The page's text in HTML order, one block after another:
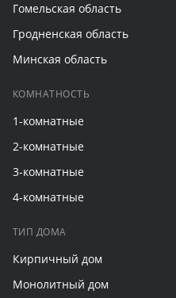
Гомельская область
Гродненская область
Минская область
КОМНАТНОСТЬ
1-комнатные
2-комнатные
3-комнатные
4-комнатные
ТИП ДОМА
Кирпичный дом
Монолитный дом